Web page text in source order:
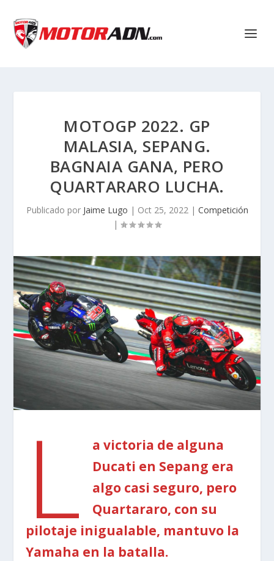
MOTOGP 2022. GP
MALASIA, SEPANG.
BAGNAIA GANA, PERO
QUARTARARO LUCHA.
Publicado por Jaime Lugo | Oct 25, 2022| Competición
|
L
a victoria de alguna
Ducati en Sepang era
algo casi seguro, pero
Quartararo, con su
pilotaje inigualable, mantuvo la
Yamaha en la batalla.